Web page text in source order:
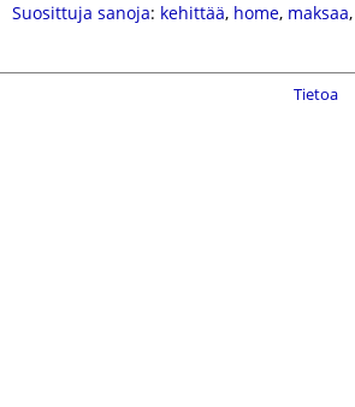
Suosittuja sanoja: kehittää, home, maksaa,
Tietoa